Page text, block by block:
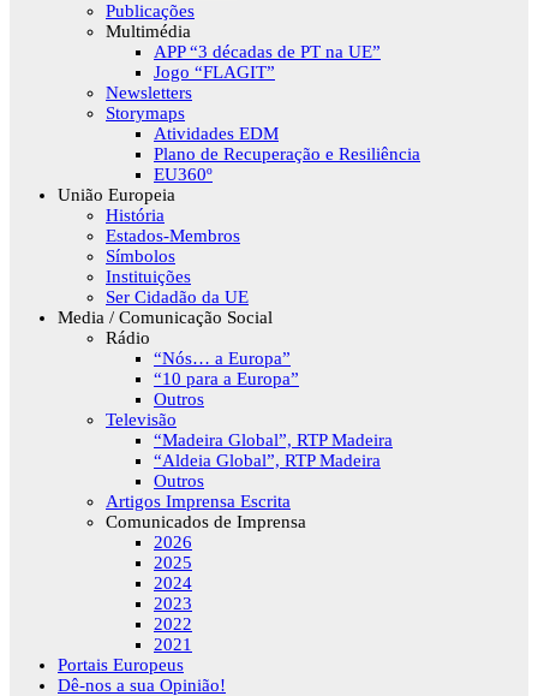
Publicações
Multimédia
APP “3 décadas de PT na UE”
Jogo “FLAGIT”
Newsletters
Storymaps
Atividades EDM
Plano de Recuperação e Resiliência
EU360º
União Europeia
História
Estados-Membros
Símbolos
Instituições
Ser Cidadão da UE
Media / Comunicação Social
Rádio
“Nós… a Europa”
“10 para a Europa”
Outros
Televisão
“Madeira Global”, RTP Madeira
“Aldeia Global”, RTP Madeira
Outros
Artigos Imprensa Escrita
Comunicados de Imprensa
2026
2025
2024
2023
2022
2021
Portais Europeus
Dê-nos a sua Opinião!